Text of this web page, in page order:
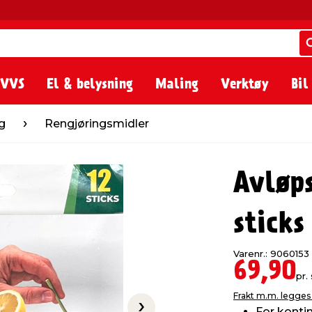
El & belysning Maling Verktøy
Rengjøringsmidler
Varenr.: 9060153
69,90pr.
Frakt m.m. legges